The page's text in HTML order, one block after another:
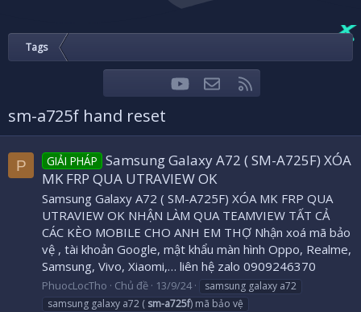
Tags
FacebookTwitteryoutubeLiên hệ
sm-a725f hand reset
P GIẢI PHÁP Samsung Galaxy A72 ( SM-A725F) XÓA
MK FRP QUA UTRAVIEW OK
Samsung Galaxy A72 ( SM-A725F) XÓA MK FRP QUA
UTRAVIEW OK NHẬN LÀM QUA TEAMVIEW TẤT CẢ
CÁC KÈO MOBILE CHO ANH EM THỢ Nhận xoá mã bảo
vệ , tài khoản Google, mật khẩu màn hình Oppo, Realme,
Samsung, Vivo, Xiaomi,… liên hệ zalo 0909246370
PhuocLocTho Chủ đề 13/9/24
samsung galaxy a72
samsung galaxy a72 ( sm-a725f) mã bảo vệ